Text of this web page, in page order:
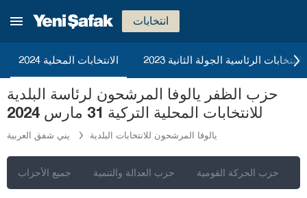
انتخابات
الانتخابات المحلية 2024 2023 الانتخابات الرئاسية الجولة الثانية
حزب الظفر يالوفا المرشحون لرئاسة البلدية
للانتخابات المحلية التركية 31 مارس 2024
يني شفق العربية يالوفا المرشحون للانتخابات البلدية
جميع الأحزاب حزب العدالة والتنمية حزب الحركة القومية
شرناق
سيفاس
تكيرداغ
توكات
طرابزون
طونجالي
فان